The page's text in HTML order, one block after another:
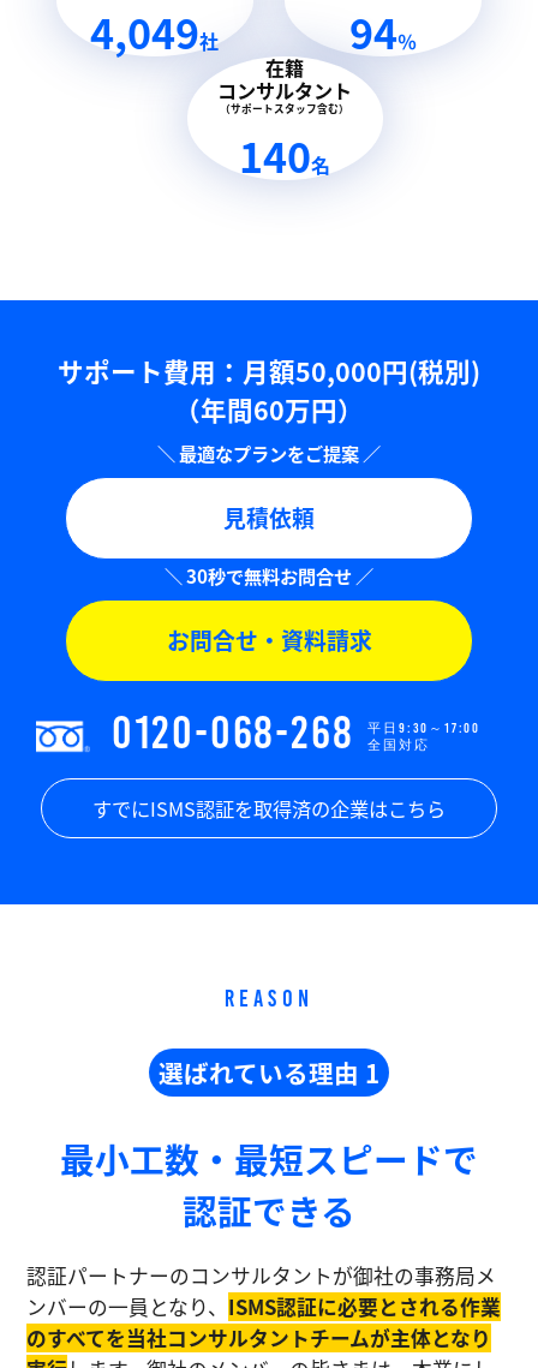
4,049社 94％
在籍
コンサルタント
（サポートスタッフ含む）
140名
サポート費用：⽉額50,000円(税別)
（年間60万円）
見積依頼
お問合せ・資料請求
0120-068-268
平日9:30～17:00
全国対応
すでにISMS認証を取得済の企業はこちら
REASON
選ばれている理由 1
最小工数・最短スピードで
認証できる
認証パートナーのコンサルタントが御社の事務局メ
ンバーの一員となり、 ISMS認証に必要とされる作業
のすべてを当社コンサルタントチームが主体となり